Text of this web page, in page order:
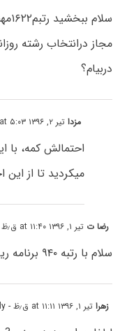
دربیام؟
مزداتیر ۲, ۱۳۹۶ at ۵:۰۳ ق٫ظ
احتمالش کمه، با
میکردید تا از
رضا ت تیر ۱, ۱۳۹۶ at ۱۱:۴۰ ق٫ظ
سلام با رتبه ۹۴۰ برنامه ریزی شهری جغرافیا جایی میشه قبول شد؟
زهراتیر ۱, ۱۳۹۶ at ۱۱:۱۱ ق٫ظ - Reply